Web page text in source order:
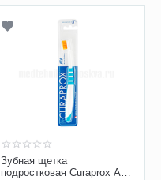
Зубная щетка
подростковая Curaprox ATA